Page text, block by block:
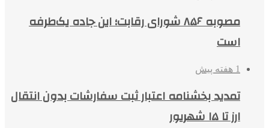
مصوبه ۸۵۶ شورای رقابت؛ این جاده یک‌طرفه
است
1 هفته پیش
تمدید بخشنامه اعتبار ثبت سفارشات بدون انتقال
ارز تا ۱۵ شهریور